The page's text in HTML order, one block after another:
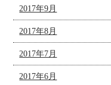
2017年9月
2017年8月
2017年7月
2017年6月